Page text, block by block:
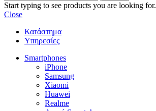
Start typing to see products you are looking for.
Close
Κατάστημα
Υπηρεσίες
Smartphones
iPhone
Samsung
Xiaomi
Huawei
Realme